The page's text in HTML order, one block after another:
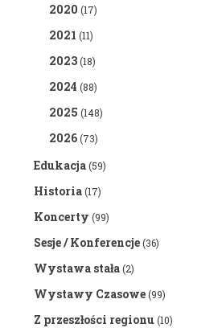
2020 (17)
2021 (11)
2023(18)
2024 (88)
2025 (148)
2026(73)
Edukacja(59)
Historia(17)
Koncerty (99)
Sesje / Konferencje(36)
Wystawa stała(2)
Wystawy Czasowe(99)
Z przeszłości regionu(10)